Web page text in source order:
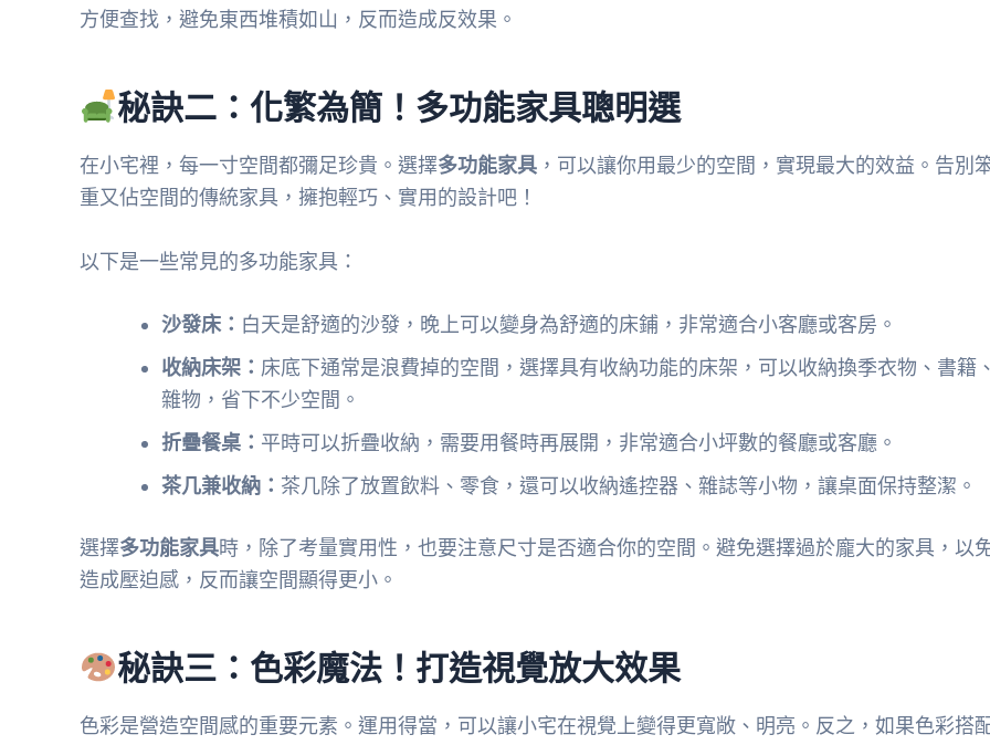
方便查找，避免東西堆積如山，反而造成反效果。
秘訣二：化繁為簡！多功能家具聰明選
在小宅裡，每一寸空間都彌足珍貴。選擇多功能家具 ，可以讓你用最少的空間，實現最大的效益。告別
重又佔空間的傳統家具，擁抱輕巧、實用的設計吧！
以下是一些常見的多功能家具：
沙發床： 白天是舒適的沙發，晚上可以變身為舒適的床鋪，非常適合小客廳或客房。
收納床架： 床底下通常是浪費掉的空間，選擇具有收納功能的床架，可以收納換季衣物、書籍
雜物，省下不少空間。
折疊餐桌： 平時可以折疊收納，需要用餐時再展開，非常適合小坪數的餐廳或客廳。
茶几兼收納： 茶几除了放置飲料、零食，還可以收納遙控器、雜誌等小物，讓桌面保持整潔。
選擇多功能家具時，除了考量實用性，也要注意尺寸是否適合你的空間。避免選擇過於龐大的家具，以
造成壓迫感，反而讓空間顯得更小。
秘訣三：色彩魔法！打造視覺放大效果
色彩是營造空間感的重要元素。運用得當，可以讓小宅在視覺上變得更寬敞、明亮。反之，如果色彩搭